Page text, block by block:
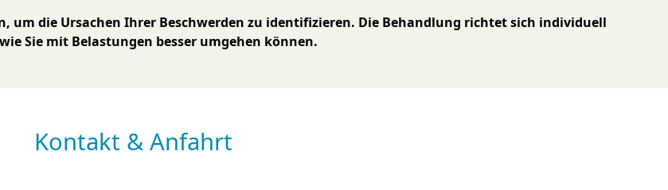
um die Ur­sachen Ihrer Be­schwer­den zu i­den­ti­fi­zieren. Die Be­hand­lung richtet sich in­di­vi­du­ell
Sie mit Be­las­tun­gen besser um­gehen können.
Kontakt & Anfahrt